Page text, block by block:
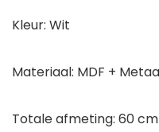
Kleur: Wit
Materiaal: MDF +
Totale afmeting: 60 cm